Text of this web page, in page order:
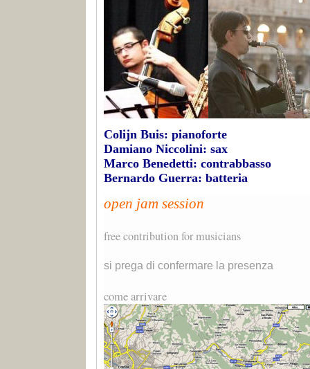
Colijn Buis: pianoforte
Damiano Niccolini: sax
Marco Benedetti: contrabbasso
Bernardo Guerra: batteria
open jam session
free contribution for musicians
si prega di confermare la presenza
come arrivare